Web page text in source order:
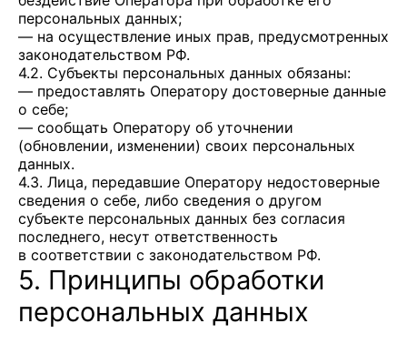
персональных данных;
— на осуществление иных прав, предусмотренных
законодательством РФ.
4.2. Субъекты персональных данных обязаны:
— предоставлять Оператору достоверные данные
о себе;
— сообщать Оператору об уточнении
(обновлении, изменении) своих персональных
данных.
4.3. Лица, передавшие Оператору недостоверные
сведения о себе, либо сведения о другом
субъекте персональных данных без согласия
последнего, несут ответственность
в соответствии с законодательством РФ.
5. Принципы обработки
персональных данных